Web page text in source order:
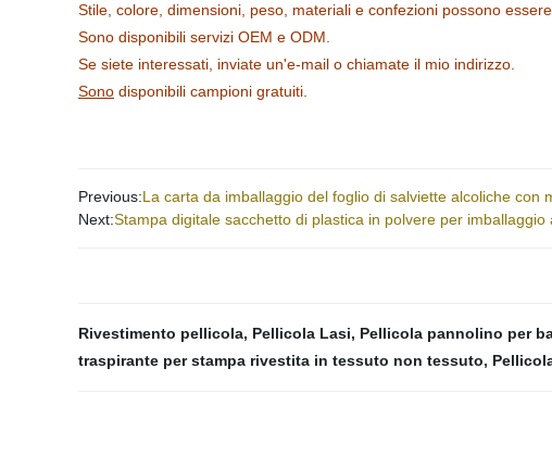
Stile, colore, dimensioni, peso, materiali e confezioni possono
Sono disponibili servizi OEM e ODM.
Se siete interessati, inviate un'e-mail o chiamate il mio indirizzo.
Sono disponibili campioni gratuiti.
Previous:La carta da imballaggio del foglio di salviette alcoliche con
Next:Stampa digitale sacchetto di plastica in polvere per
Rivestimento pellicola, Pellicola Lasi, Pellicola pannolino per
traspirante per stampa rivestita in tessuto non tessuto,